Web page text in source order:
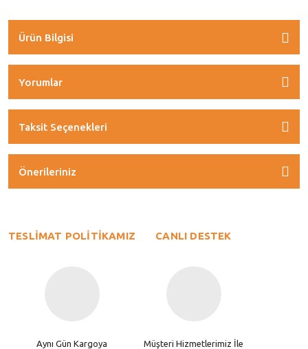
Ürün Bilgisi
Yorumlar
Taksit Seçenekleri
Önerileriniz
TESLİMAT POLİTİKAMIZ
Aynı Gün Kargoya
CANLI DESTEK
Müşteri Hizmetlerimiz İle